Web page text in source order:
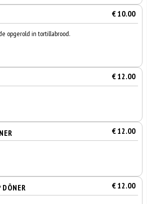
€ 10.00
opgerold in tortillabrood.
€ 12.00
€ 12.00
€ 12.00